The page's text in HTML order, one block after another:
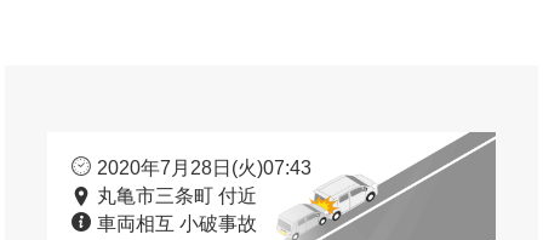
2020年7月28日(火)07:43
丸亀市三条町 付近
車両相互 小破事故